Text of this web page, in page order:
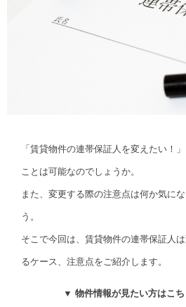
「賃貸物件の連帯保証人を変えたい！
ことは可能なのでしょうか。
また、変更する際の注意点は何か気に
う。
そこで今回は、賃貸物件の連帯保証人
るケース、注意点をご紹介します。
▼ 物件情報が見たい方はこ